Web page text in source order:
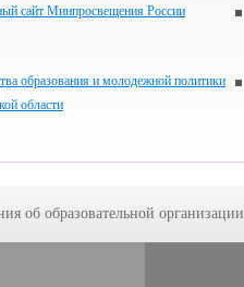
сайт Минпросвещения России
образования и молодежной политики
области
об образовательной организации